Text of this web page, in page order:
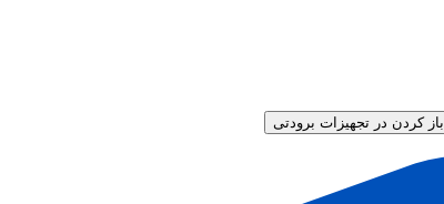
باز کردن در تجهیزات برودتی